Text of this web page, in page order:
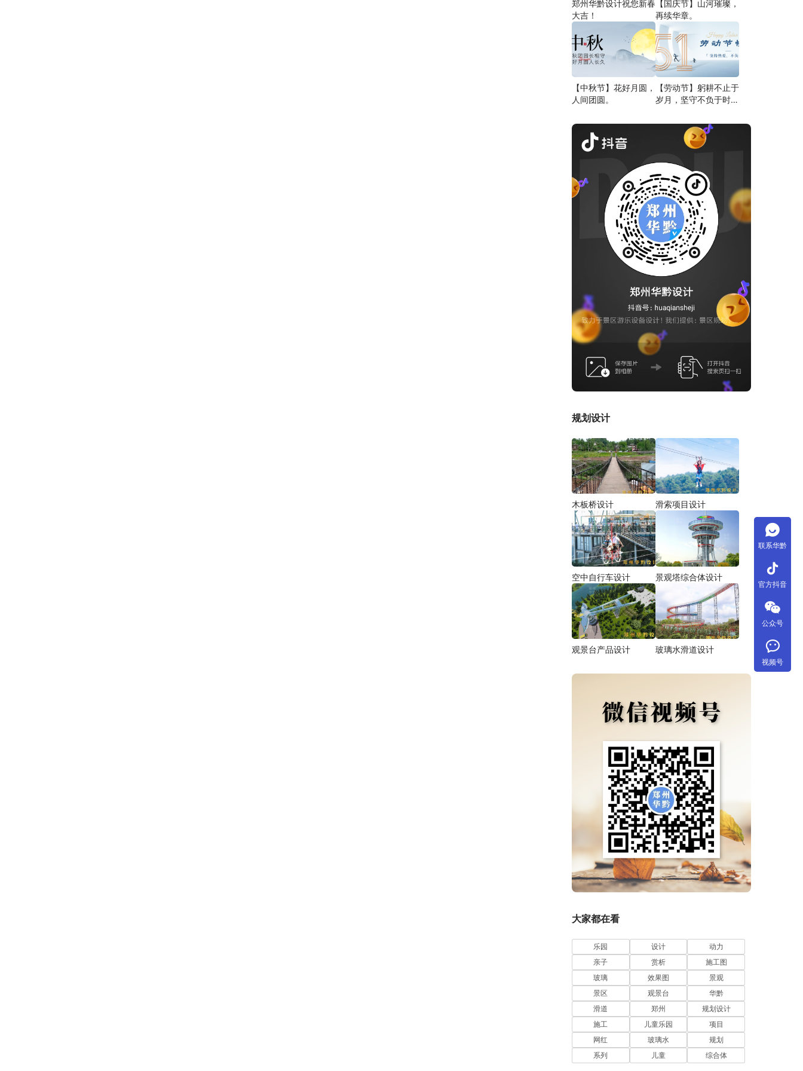
郑州华黔设计祝您新春
大吉！
【国庆节】山河璀璨，
再续华章。
【中秋节】花好月圆，
人间团圆。
【劳动节】躬耕不止于
岁月，坚守不负于时
规划设计
木板桥设计 滑索项目设计
空中自行车设计 景观塔综合体设计
观景台产品设计 玻璃水滑道设计
大家都在看
乐园 设计
动力
亲子
赏析
施工图
玻璃
效果图
景观
景区
观景台
华黔
滑道
郑州
规划设计
施工
儿童乐园
项目
网红
玻璃水
规划
系列
儿童 综合体
联系华黔
tiktok
官方抖音
公众号
视频号